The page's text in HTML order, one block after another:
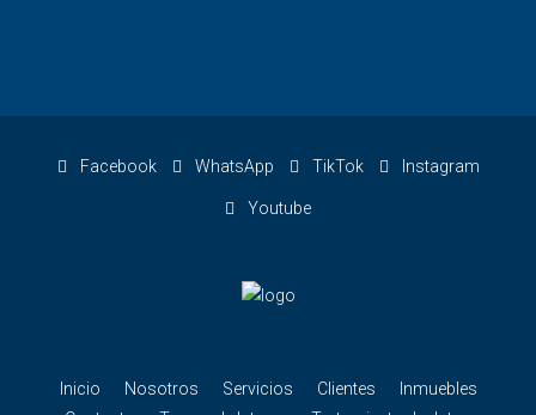
Facebook WhatsApp TikTok Instagram
Youtube
Inicio Nosotros Servicios Clientes
Inmuebles